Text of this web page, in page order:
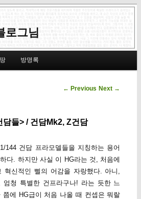
로그님
방명록
Post navigation
← Previous Next →
들> / 건담Mk2, Z건담
144 건담 프라모델들을 지칭하는 용어
다. 하지만 사실 이 HG라는 것, 처음에
혁신적인 삘의 어감을 자랑했다. 아니,
엄청 특별한 건프라구나! 라는 듯한 느
쯤에 HG급이 처음 나올 때 컨셉은 뭐랄